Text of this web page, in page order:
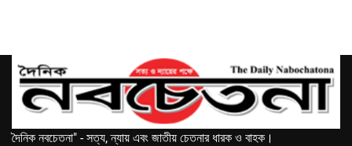
দৈনিক নবচেতনা" - সত্য, ন্যায় এবং জাতীয় চেতনার ধারক ও বাহক।